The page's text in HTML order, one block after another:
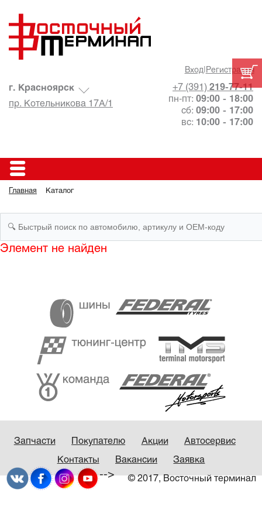
Вход| Регистрация
+7 (391) 219-77-11
пн-пт: 09:00 - 18:00
сб: 09:00 - 17:00
вс: 10:00 - 17:00
г. Красноярск
пр. Котельникова 17А/1
Главная Каталог
Элемент не найден
Запчасти Покупателю Акции Автосервис
Контакты Вакансии Заявка
© 2017, Восточный терминал
-->